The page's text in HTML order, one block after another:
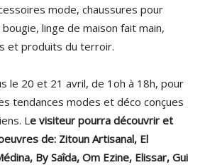
mode, chaussures pour
linge de maison fait main,
et produits du terroir.
le 20 et 21 avril, de 1oh à 18h, pour
tendances modes et déco conçues
L e visiteur pourra découvrir et
de: Zitoun Artisanal, El
By Saîda, Om Ezine, Elissar, Gui